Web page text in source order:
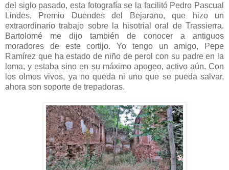
del siglo pasado, esta fotografía se la facilitó Pedro Pascual
Lindes, Premio Duendes del Bejarano, que hizo un
extraordinario trabajo sobre la hisotrial oral de Trassierra.
Bartolomé me dijo también de conocer a antiguos
moradores de este cortijo. Yo tengo un amigo, Pepe
Ramírez que ha estado de niño de perol con su padre en la
loma, y estaba sino en su máximo apogeo, activo aún. Con
los olmos vivos, ya no queda ni uno que se pueda salvar,
ahora son soporte de trepadoras.